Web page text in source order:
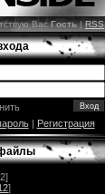
ВасГость|RSS
| Регистрация
]